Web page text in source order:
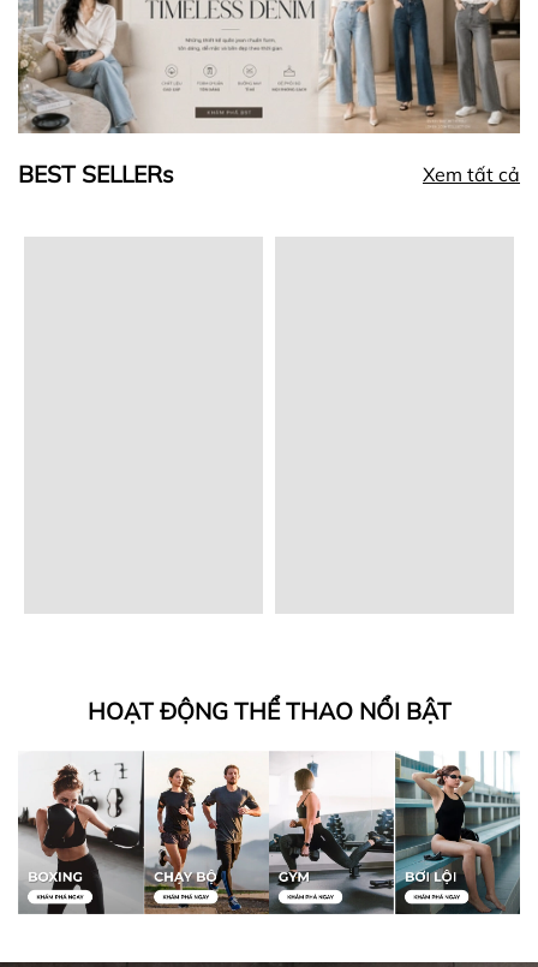
BEST SELLERs Xem tất cả
HOẠT ĐỘNG THỂ THAO NỔI BẬT